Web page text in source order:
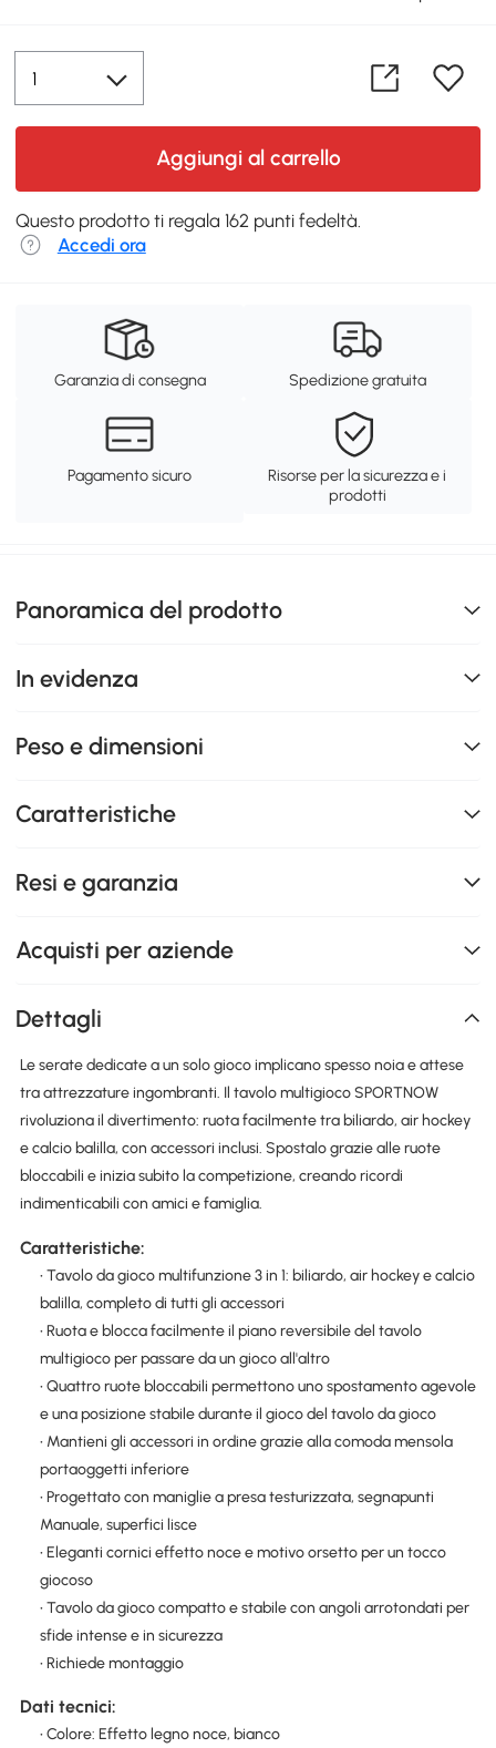
Aggiungi al carrello
Questo prodotto ti regala 162 punti fedeltà.
Accedi ora
Garanzia di consegna Spedizione gratuita
Pagamento sicuro
Risorse per la sicurezza e i
prodotti
Panoramica del prodotto
In evidenza
Peso e dimensioni
Caratteristiche
Resi e garanzia
Acquisti per aziende
Dettagli
Le serate dedicate a un solo gioco implicano spesso noia e attese
tra attrezzature ingombranti. Il tavolo multigioco SPORTNOW
rivoluziona il divertimento: ruota facilmente tra biliardo, air hockey
e calcio balilla, con accessori inclusi. Spostalo grazie alle ruote
bloccabili e inizia subito la competizione, creando ricordi
indimenticabili con amici e famiglia.
Caratteristiche:
• Tavolo da gioco multifunzione 3 in 1: biliardo, air hockey e calcio
balilla, completo di tutti gli accessori
• Ruota e blocca facilmente il piano reversibile del tavolo
multigioco per passare da un gioco all'altro
• Quattro ruote bloccabili permettono uno spostamento agevole
e una posizione stabile durante il gioco del tavolo da gioco
• Mantieni gli accessori in ordine grazie alla comoda mensola
portaoggetti inferiore
• Progettato con maniglie a presa testurizzata, segnapunti
Manuale, superfici lisce
• Eleganti cornici effetto noce e motivo orsetto per un tocco
giocoso
• Tavolo da gioco compatto e stabile con angoli arrotondati per
sfide intense e in sicurezza
• Richiede montaggio
Dati tecnici:
• Colore: Effetto legno noce, bianco